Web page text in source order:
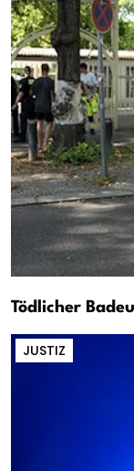
Tödlicher
JUSTIZ